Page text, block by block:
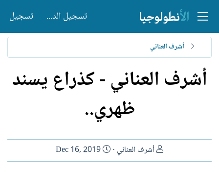
تسجيل الدخول تسجيل
أشرف العناني
أشرف العناني - كذراع يسند
ظهري..
ا
ل
أشرف العناني
ت
ا
Dec 16, 2019